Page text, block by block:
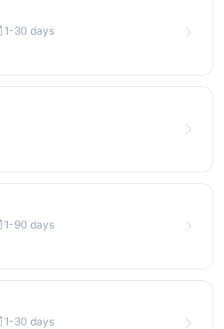
1-30 days
1-90 days
1-30 days